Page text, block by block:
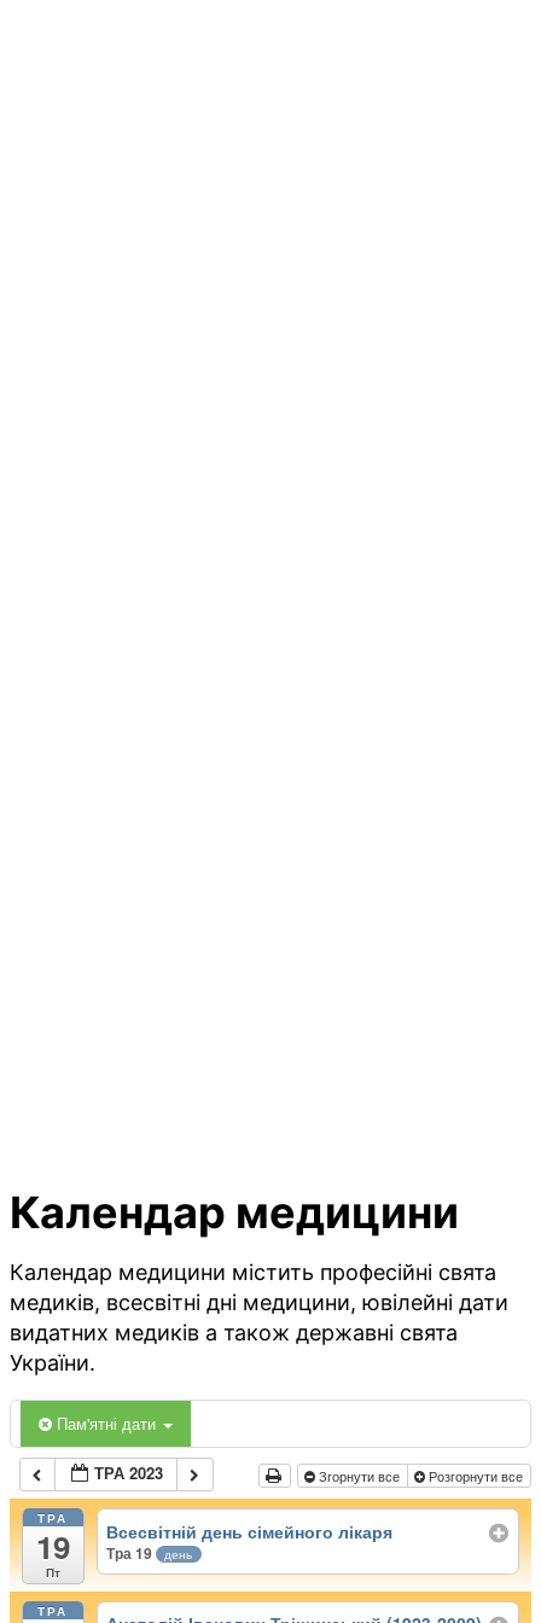
Календар медицини
Календар медицини містить професійні свята
медиків, всесвітні дні медицини, ювілейні дати
видатних медиків а також державні свята
України.
Пам'ятні дати
ТРА 2023 Згорнути все Розгорнути все
ТРА
19
Пт
Всесвітній день сімейного лікаря
Тра 19 день
ТРА